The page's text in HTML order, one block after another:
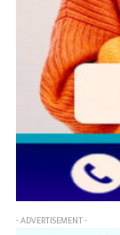
- ADVERTISEMENT -